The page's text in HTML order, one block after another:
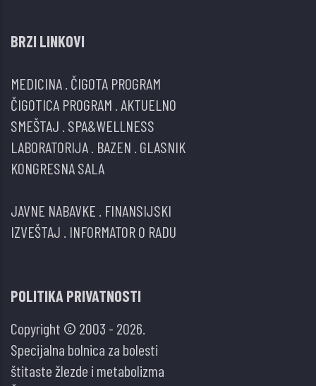
BRZI LINKOVI
MEDICINA ČIGOTA PROGRAM
ČIGOTICA PROGRAM AKTUELNO
SMEŠTAJ SPA&WELLNESS
LABORATORIJA BAZEN GLASNIK
KONGRESNA SALA
JAVNE NABAVKE FINANSIJSKI
IZVEŠTAJ INFORMATOR O RADU
POLITIKA PRIVATNOSTI
Copyright © 2003 - 2026.
Specijalna bolnica za bolesti
štitaste žlezde i metabolizma